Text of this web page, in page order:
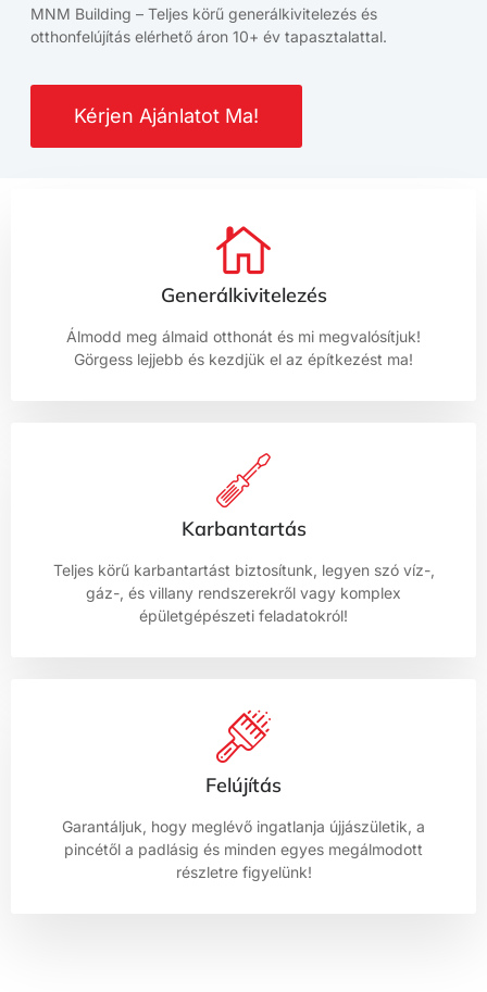
MNM Building – Teljes körű generálkivitelezés és
otthonfelújítás elérhető áron 10+ év tapasztalattal.
Kérjen Ajánlatot Ma!
Generálkivitelezés
Álmodd meg álmaid otthonát és mi megvalósítjuk!
Görgess lejjebb és kezdjük el az építkezést ma!
Karbantartás
Teljes körű karbantartást biztosítunk, legyen szó víz-,
gáz-, és villany rendszerekről vagy komplex
épületgépészeti feladatokról!
Felújítás
Garantáljuk, hogy meglévő ingatlanja újjászületik, a
pincétől a padlásig és minden egyes megálmodott
részletre figyelünk!